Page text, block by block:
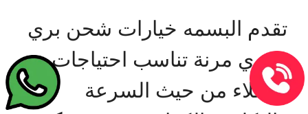
تقدم البسمه خيارات شحن بري
وجوي مرنة تناسب احتياجات
العملاء من حيث السرعة